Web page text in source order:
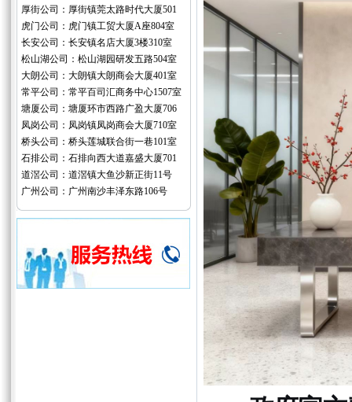
厚街公司：厚街镇莞太路时代大厦501
虎门公司：虎门镇工贸大厦A座804室
长安公司：长安镇名店大厦3楼310室
松山湖公司：松山湖园研发五路504室
大朗公司：大朗镇大朗商会大厦401室
常平公司：常平百司汇商务中心1507室
塘厦公司：塘厦环市西路广盈大厦706
凤岗公司：凤岗镇凤岗商会大厦710室
桥头公司：桥头莲城联合街一巷101室
石排公司：石排向西大道嘉盛大厦701
道滘公司：道滘镇大鱼沙新正街11号
广州公司：广州南沙丰泽东路106号